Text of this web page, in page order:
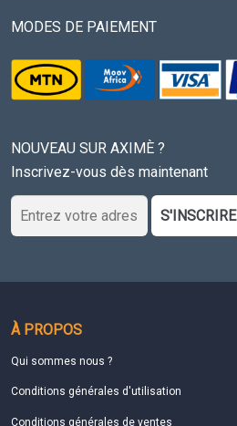
MODES DE PAIEMENT
NOUVEAU SUR AXIMÈ ?
Inscrivez-vous dès maintenant
S'INSCRIRE
À PROPOS
Qui sommes nous ?
Conditions générales d'utilisation
Conditions générales de ventes